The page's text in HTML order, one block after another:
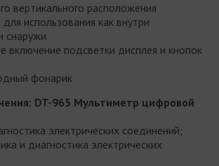
вертикального расположения
использования как внутри
снаружи
включение подсветки дисплея и кнопок
фонарик
DT-965 Мультиметр цифровой
электрических соединений;
и диагностика электрических